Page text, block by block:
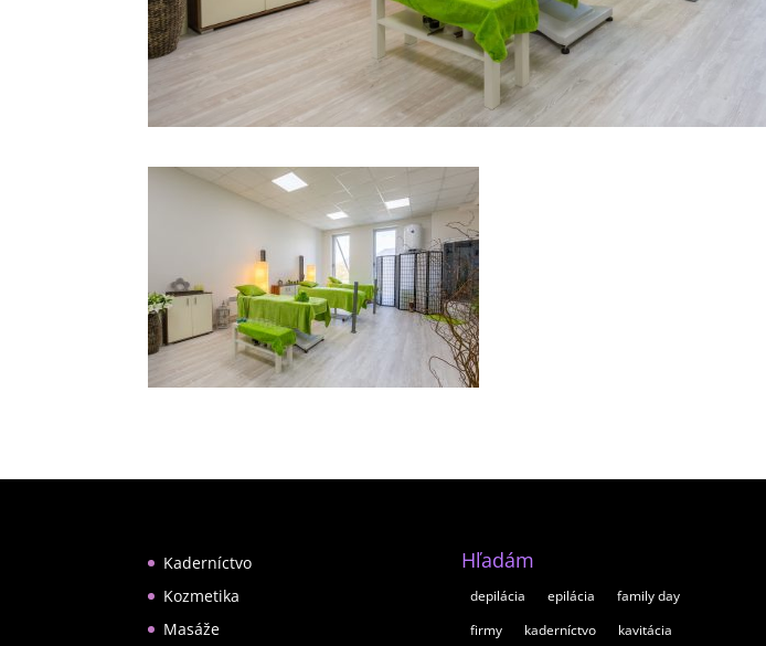
Kaderníctvo
Kozmetika
Masáže
Hľadám
depilácia epilácia
family day
firmy
kaderníctvo kavitácia